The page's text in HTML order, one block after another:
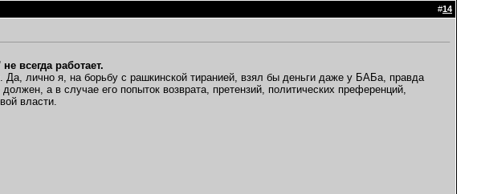
#14
всегда работает.
лично я, на борьбу с рашкинской тиранией, взял бы деньги даже у БАБа, правда
а в случае его попыток возврата, претензий, политических преференций,
власти.